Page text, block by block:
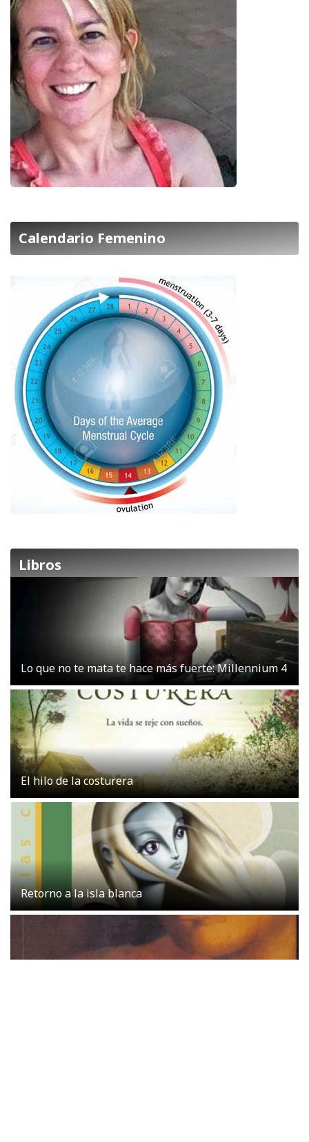
Calendario Femenino
Libros
Lo que no te mata te hace más fuerte: Millennium 4
El hilo de la costurera
Retorno a la isla blanca